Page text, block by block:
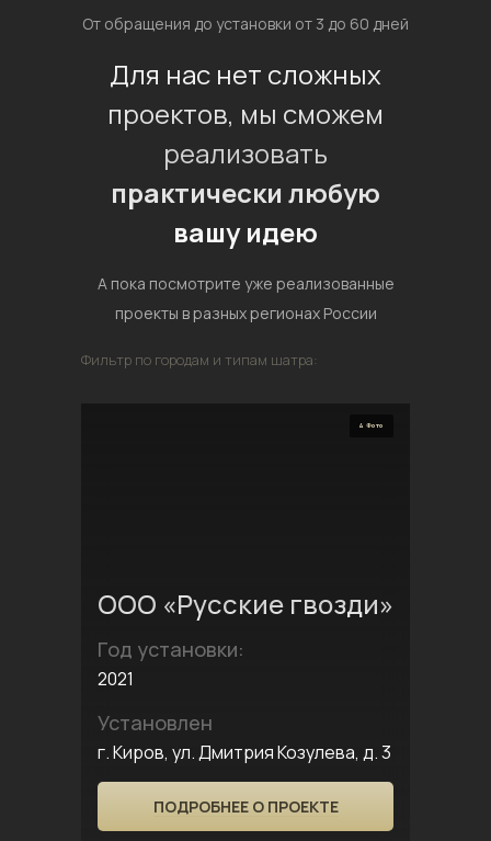
От обращения до установки от 3 до 60 дней
Для нас нет сложных
проектов, мы сможем
реализовать
практически любую
вашу идею
А пока посмотрите уже реализованные
проекты в разных регионах России
Фильтр по городам и типам шатра:
4 Фото
ООО «Русские гвозди»
Год установки:
2021
Установлен
г. Киров, ул. Дмитрия Козулева, д. 3
ПОДРОБНЕЕ О ПРОЕКТЕ